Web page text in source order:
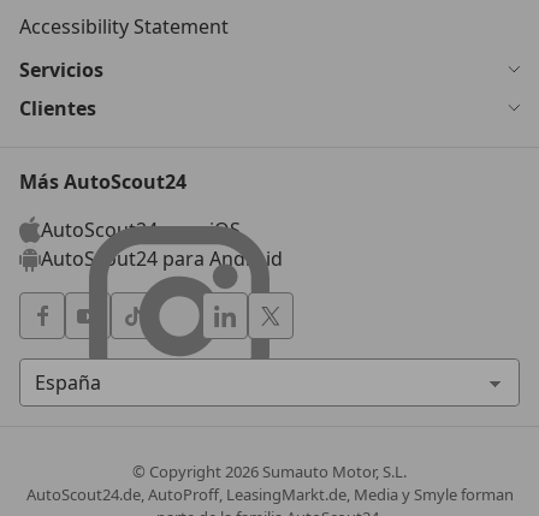
Accessibility Statement
Servicios
Clientes
Más AutoScout24
AutoScout24 para iOS
AutoScout24 para Android
© Copyright2026 Sumauto Motor, S.L.
AutoScout24.de, AutoProff, LeasingMarkt.de, Media y Smyle forman